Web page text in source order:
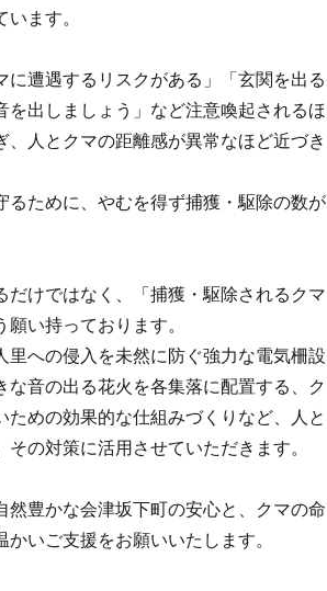
ます。
に遭遇するリスクがある」「玄関を出る
を出しましょう」など注意喚起されるほ
、人とクマの距離感が異常なほど近づき
るために、やむを得ず捕獲・駆除の数が
だけではなく、「捕獲・駆除されるクマ
い持っております。
里への侵入を未然に防ぐ強力な電気柵設
な音の出る花火を各集落に配置する、ク
ための効果的な仕組みづくりなど、人と
の対策に活用させていただきます。
然豊かな会津坂下町の安心と、クマの命
いご支援をお願いいたします。